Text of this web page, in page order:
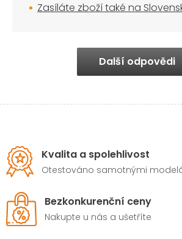
Zasíláte zboží také na
Další odpovědi
Kvalita a spolehlivost
Otestováno samotnými
Bezkonkurenční ceny
Nakupte u nás a ušetříte